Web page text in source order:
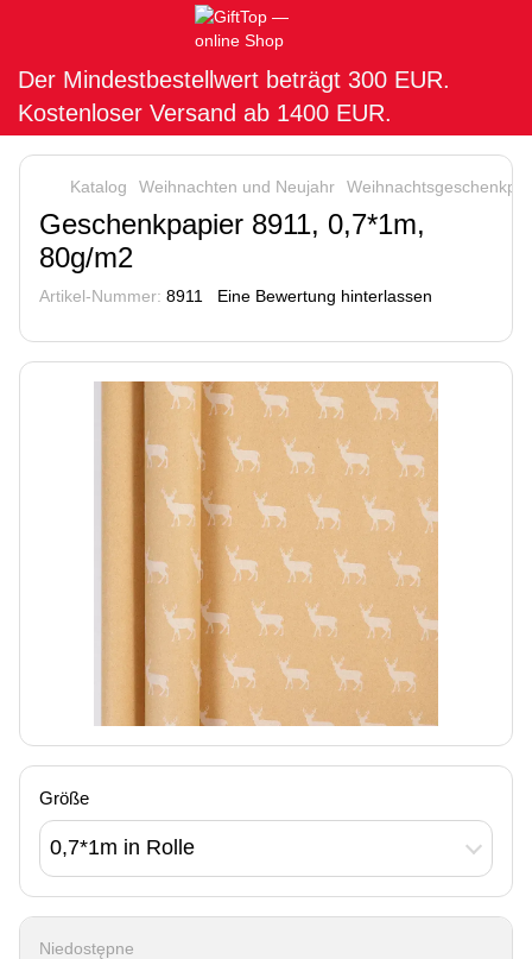
Der Mindestbestellwert beträgt 300 EUR.
Kostenloser Versand ab 1400 EUR.
Katalog Weihnachten und Neujahr
Geschenkpapier 8911, 0,7*1m,
80g/m2
Artikel-Nummer: 8911 Eine Bewertung hinterlassen
Größe
0,7*1m in Rolle
Niedostępne